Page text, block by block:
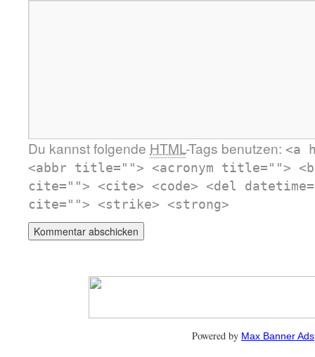
Du kannst folgende HTML-Tags benutzen: <a
<abbr title=""> <acronym title="">
cite=""> <cite> <code> <del
cite=""> <strike> <strong>
Powered by Max Banner Ads